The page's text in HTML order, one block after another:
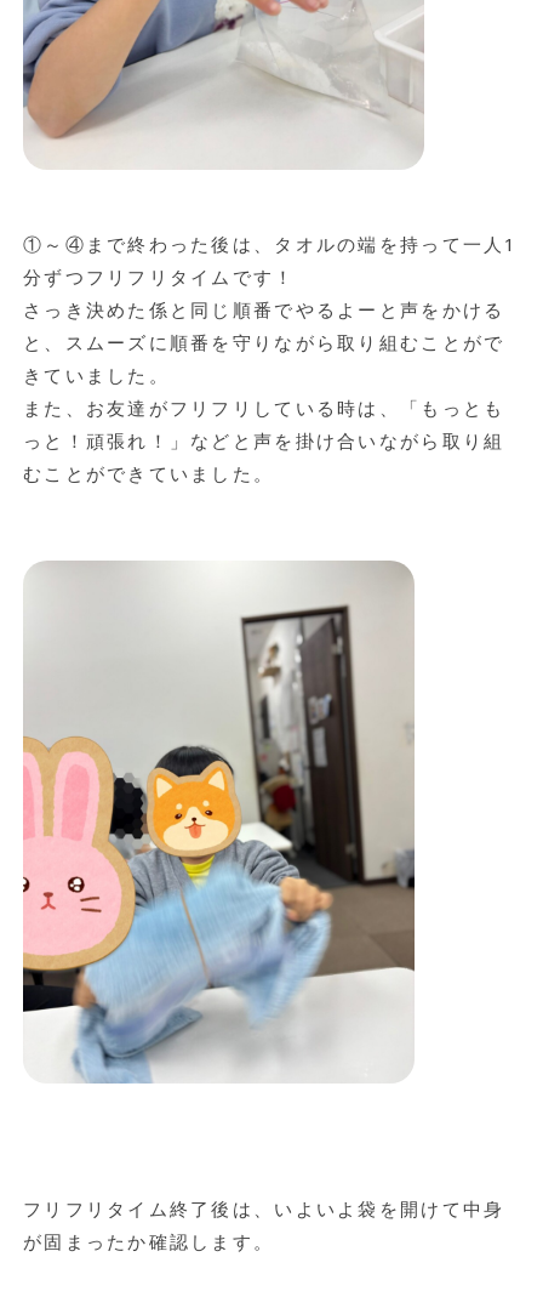
①～④まで終わった後は、タオルの端を持って一人1
分ずつフリフリタイムです！
さっき決めた係と同じ順番でやるよーと声をかける
と、スムーズに順番を守りながら取り組むことがで
きていました。
また、お友達がフリフリしている時は、「もっとも
っと！頑張れ！」などと声を掛け合いながら取り組
むことができていました。
フリフリタイム終了後は、いよいよ袋を開けて中身
が固まったか確認します。